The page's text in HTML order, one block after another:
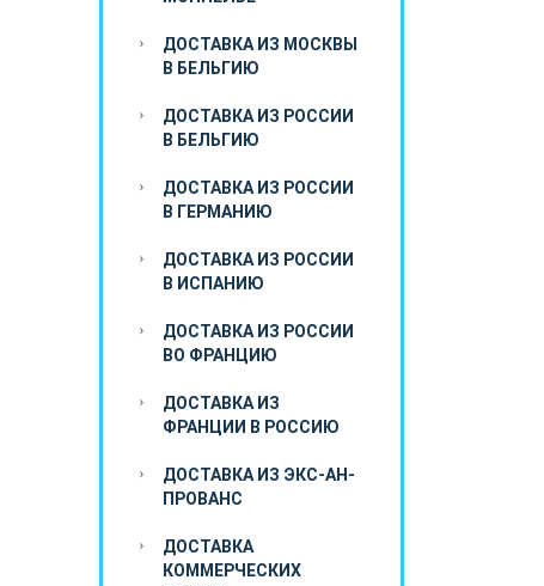
ДОСТАВКА ИЗ МОСКВЫ
В БЕЛЬГИЮ
ДОСТАВКА ИЗ РОССИИ
В БЕЛЬГИЮ
ДОСТАВКА ИЗ РОССИИ
В ГЕРМАНИЮ
ДОСТАВКА ИЗ РОССИИ
В ИСПАНИЮ
ДОСТАВКА ИЗ РОССИИ
ВО ФРАНЦИЮ
ДОСТАВКА ИЗ
ФРАНЦИИ В РОССИЮ
ДОСТАВКА ИЗ ЭКС-АН-
ПРОВАНС
ДОСТАВКА
КОММЕРЧЕСКИХ